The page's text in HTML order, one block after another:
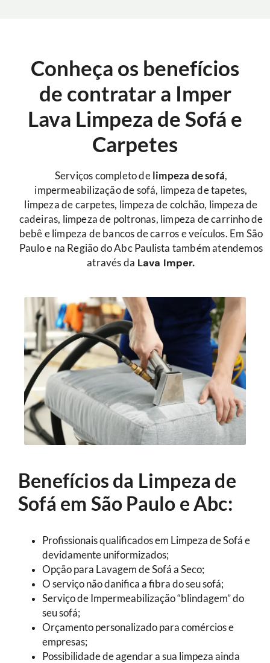
Conheça os benefícios
de contratar a Imper
Lava Limpeza de Sofá e
Carpetes
Serviços completo de limpeza de sofá,
impermeabilização de sofá, limpeza de tapetes,
limpeza de carpetes, limpeza de colchão, limpeza de
cadeiras, limpeza de poltronas, limpeza de carrinho de
bebê e limpeza de bancos de carros e veículos. Em São
Paulo e na Região do Abc Paulista também atendemos
através da Lava Imper.
Benefícios da Limpeza de
Sofá em São Paulo e Abc:
Profissionais qualificados em Limpeza de Sofá e
devidamente uniformizados;
Opção para Lavagem de Sofá a Seco;
O serviço não danifica a fibra do seu sofá;
Serviço de Impermeabilização “blindagem” do
seu sofá;
Orçamento personalizado para comércios e
empresas;
Possibilidade de agendar a sua limpeza ainda